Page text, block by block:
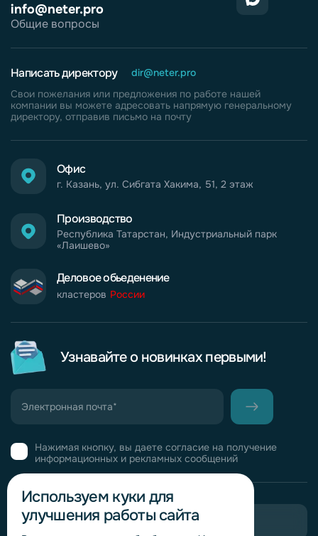
info@neter.pro
Общие вопросы
Деловое обьеденение
кластеров России
Производство
Республика Татарстан, Индустриальный парк
«Лаишево»
Офис
г. Казань, ул. Сибгата Хакима, 51, 2 этаж
Написать директору
dir@neter.pro
Свои пожелания или предложения по работе нашей
компании вы можете адресовать напрямую генеральному
директору, отправив письмо на почту
Узнавайте о новинках первыми!
Нажимая кнопку, вы даете согласие на получение
информационных и рекламных сообщений
Пригласить в тендер
Используем куки для
улучшения работы сайта